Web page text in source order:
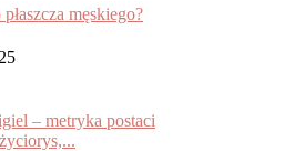
męskiego?
– metryka postaci